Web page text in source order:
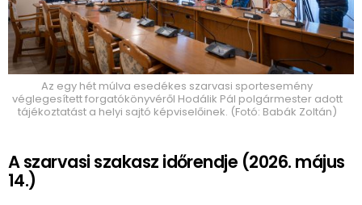
Az egy hét múlva esedékes szarvasi sportesemény
véglegesített forgatókönyvéről Hodálik Pál polgármester adott
tájékoztatást a helyi sajtó képviselőinek. (Fotó: Babák Zoltán)
A szarvasi szakasz időrendje (2026. május
14.)